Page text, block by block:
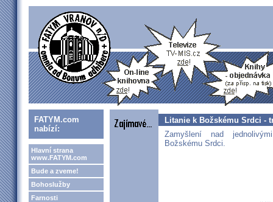
FATYM.com
nabízí:
Hlavní strana
www.FATYM.com
Bude a zveme!
Bohoslužby
Farnosti
Litanie k Božskému Srdci -
Zamyšlení nad
Božskému Srdci.